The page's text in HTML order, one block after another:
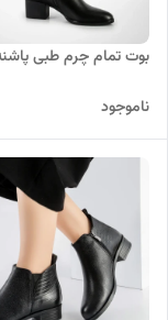
بوت تمام چرم طبی پاشنه ۵
ناموجود